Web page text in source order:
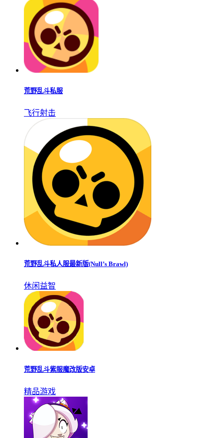
荒野乱斗私服
飞行射击
荒野乱斗私人服最新版(Null’s Brawl)
休闲益智
荒野乱斗紫服魔改版安卓
精品游戏